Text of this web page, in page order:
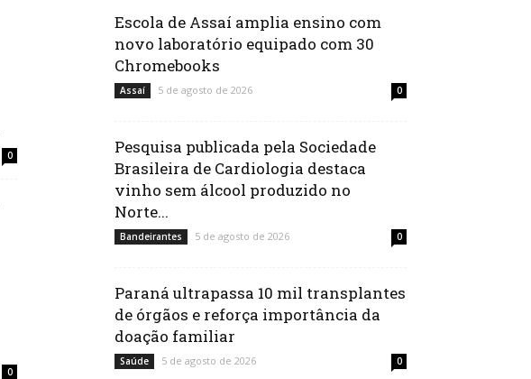
0
0
Escola de Assaí amplia ensino com
novo laboratório equipado com 30
Chromebooks
Assaí 5 de agosto de 2026 0
Pesquisa publicada pela Sociedade
Brasileira de Cardiologia destaca
vinho sem álcool produzido no
Norte...
Bandeirantes 5 de agosto de 2026 0
Paraná ultrapassa 10 mil transplantes
de órgãos e reforça importância da
doação familiar
Saúde 5 de agosto de 2026 0